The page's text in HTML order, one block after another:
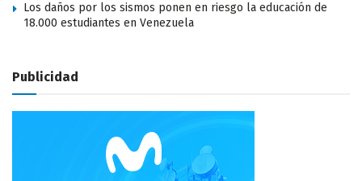
Los daños por los sismos ponen en riesgo la educación de
18.000 estudiantes en Venezuela
Publicidad